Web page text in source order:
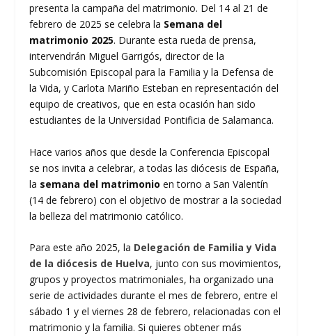
presenta la campaña del matrimonio. Del 14 al 21 de
febrero de 2025 se celebra la Semana del
matrimonio 2025. Durante esta rueda de prensa,
intervendrán Miguel Garrigós, director de la
Subcomisión Episcopal para la Familia y la Defensa de
la Vida, y Carlota Mariño Esteban en representación del
equipo de creativos, que en esta ocasión han sido
estudiantes de la Universidad Pontificia de Salamanca.
Hace varios años que desde la Conferencia Episcopal
se nos invita a celebrar, a todas las diócesis de España,
la semana del matrimonio en torno a San Valentín
(14 de febrero) con el objetivo de mostrar a la sociedad
la belleza del matrimonio católico.
Para este año 2025, la Delegación de Familia y Vida
de la diócesis de Huelva, junto con sus movimientos,
grupos y proyectos matrimoniales, ha organizado una
serie de actividades durante el mes de febrero, entre el
sábado 1 y el viernes 28 de febrero, relacionadas con el
matrimonio y la familia. Si quieres obtener más